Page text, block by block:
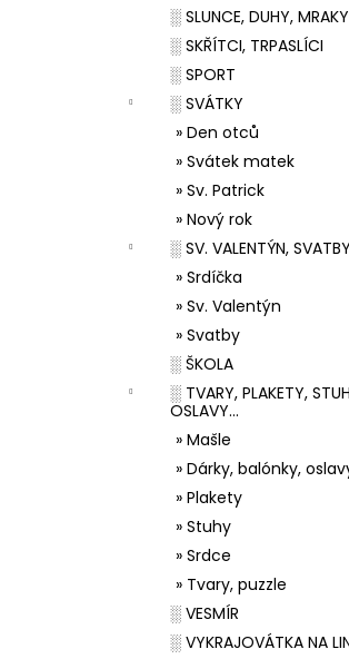
░ SLUNCE, DUHY, MRAKY
░ SKŘÍTCI, TRPASLÍCI
░ SPORT
░ SVÁTKY
» Den otců
» Svátek matek
» Sv. Patrick
» Nový rok
░ SV. VALENTÝN, SVATBY
» Srdíčka
» Sv. Valentýn
» Svatby
░ ŠKOLA
░ TVARY, PLAKETY,
OSLAVY...
» Mašle
» Dárky, balónky,
» Plakety
» Stuhy
» Srdce
» Tvary, puzzle
░ VESMÍR
░ VYKRAJOVÁTKA NA